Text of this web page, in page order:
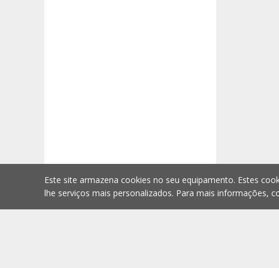
Este site armazena cookies no seu equipamento. Estes
lhe serviços mais personalizados. Para mais informações,